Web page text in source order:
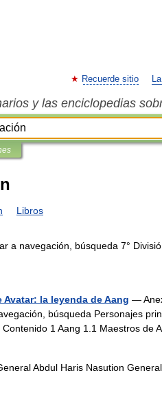
Recuerde sitio
y las enciclopedias
Libros
a navegación, búsqueda 7°
la leyenda de Aang —
búsqueda Personajes
1 Aang 1.1 Maestros de
Abdul Haris Nasution